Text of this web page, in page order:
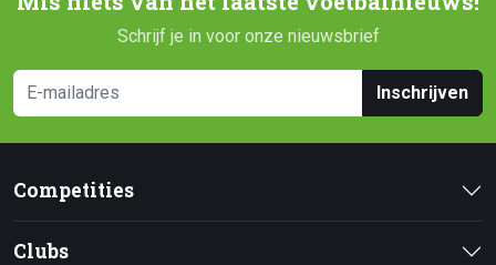
Schrijf je in voor onze nieuwsbrief
Inschrijven
Competities
Clubs